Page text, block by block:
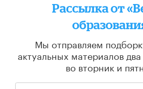
Рассылка от
Мы отправляем
актуальных материалов
во вторник и